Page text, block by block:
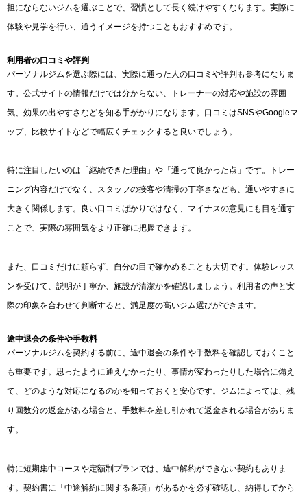
担にならないジムを選ぶことで、習慣として長く続けやすくなります。実際に
体験や見学を行い、通うイメージを持つこともおすすめです。
利用者の口コミや評判
パーソナルジムを選ぶ際には、実際に通った人の口コミや評判も参考になりま
す。公式サイトの情報だけでは分からない、トレーナーの対応や施設の雰囲
気、効果の出やすさなどを知る手がかりになります。口コミはSNSやGoogleマ
ップ、比較サイトなどで幅広くチェックすると良いでしょう。
特に注目したいのは「継続できた理由」や「通って良かった点」です。トレー
ニング内容だけでなく、スタッフの接客や清掃の丁寧さなども、通いやすさに
大きく関係します。良い口コミばかりではなく、マイナスの意見にも目を通す
ことで、実際の雰囲気をより正確に把握できます。
また、口コミだけに頼らず、自分の目で確かめることも大切です。体験レッス
ンを受けて、説明が丁寧か、施設が清潔かを確認しましょう。利用者の声と実
際の印象を合わせて判断すると、満足度の高いジム選びができます。
途中退会の条件や手数料
パーソナルジムを契約する前に、途中退会の条件や手数料を確認しておくこと
も重要です。思ったように通えなかったり、事情が変わったりした場合に備え
て、どのような対応になるのかを知っておくと安心です。ジムによっては、残
り回数分の返金がある場合と、手数料を差し引かれて返金される場合がありま
す。
特に短期集中コースや定額制プランでは、途中解約ができない契約もありま
す。契約書に「中途解約に関する条項」があるかを必ず確認し、納得してから